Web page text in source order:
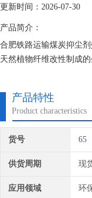
更新时间：2026-07-30
产品简介：
合肥铁路运输煤炭抑尘
天然植物纤维改性制成
产品特性
Product characteristics
货号 65
供货周期 现
应用领域 环